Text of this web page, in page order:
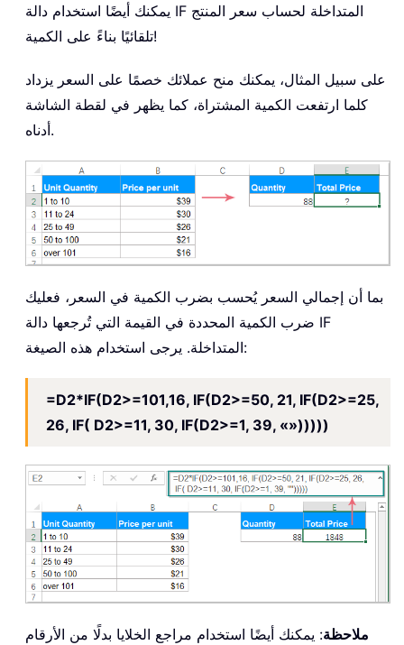
يمكنك أيضًا استخدام دالة IF المتداخلة لحساب سعر المنتج
تلقائيًا بناءً على الكمية!
على سبيل المثال، يمكنك منح عملائك خصمًا على السعر يزداد
كلما ارتفعت الكمية المشتراة، كما يظهر في لقطة الشاشة
أدناه.
بما أن إجمالي السعر يُحسب بضرب الكمية في السعر، فعليك
ضرب الكمية المحددة في القيمة التي تُرجعها دالة IF
المتداخلة. يرجى استخدام هذه الصيغة:
=D2*IF(D2>=101,16, IF(D2>=50, 21, IF(D2>=25,
26, IF( D2>=11, 30, IF(D2>=1, 39, «»)))))
ملاحظة: يمكنك أيضًا استخدام مراجع الخلايا بدلًا من الأرقام